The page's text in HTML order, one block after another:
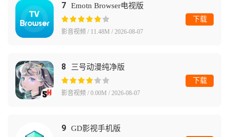
7 Emotn Browser电视版
影音视频 / 11.48M / 2026-08-07
下载
8 三号动漫纯净版
影音视频 / 0.00M / 2026-08-07
下载
9 GD影视手机版